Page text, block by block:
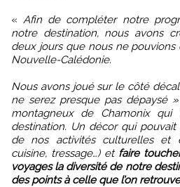
«Afin de compléter notre
notre destination, nous avons
deux jours que nous ne
Nouvelle-Calédonie.
Nous avons joué sur le côté
ne serez presque pas dépaysé
montagneux de Chamonix
destination. Un décor qui pouvait
de nos activités culturelles et
cuisine, tressage…) et faire
voyages la diversité de notre
des points à celle que l’on